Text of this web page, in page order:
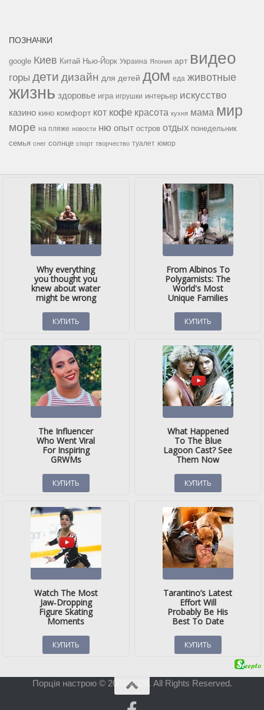
ПОЗНАЧКИ
google Киев Китай Нью-Йорк Украина Япония арт видео
горы дети дизайн для детей дом еда животные
жизнь здоровье игра игрушки интерьер искусство
казино кино комфорт кот кофе красота кухня мама мир
море на пляже новости ню опыт остров отдых понедельник
семья снег солнце спорт творчество туалет юмор
Порція настрою © 2001-2026. All Rights Reserved.